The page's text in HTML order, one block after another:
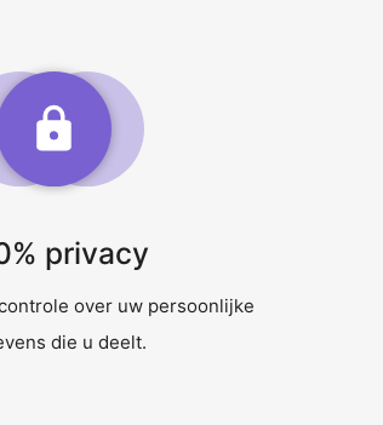
privacy
over uw persoonlijke
die u deelt.